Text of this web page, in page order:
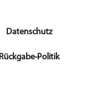
Datenschutz
Rückgabe-Politik